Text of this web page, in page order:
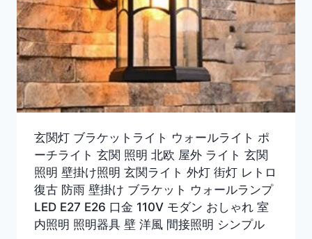
玄関灯 ブラケットライト ウォールライト ポ
ーチライト 玄関 照明 北欧 屋外 ライト 玄関
照明 壁掛け照明 玄関ライト 外灯 街灯 レトロ
復古 防雨 壁掛け ブラケット ウォールランプ
LED E27 E26 口金 110V モダン おしゃれ 室
内照明 照明器具 壁 洋風 間接照明 シンプル